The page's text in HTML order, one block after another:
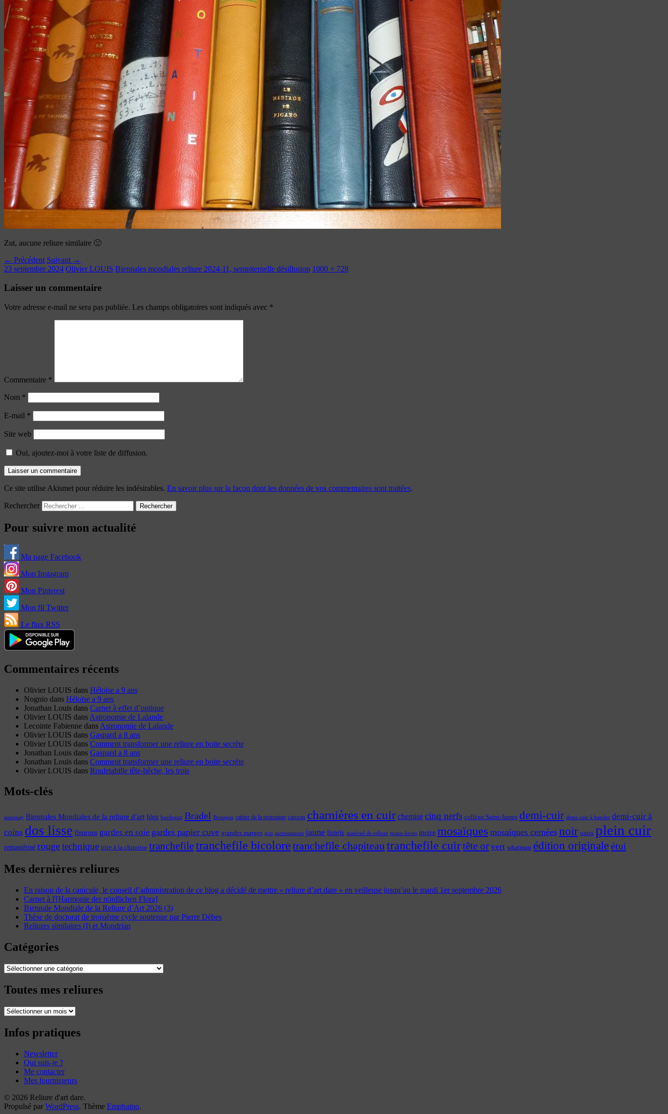
Zut, aucune reliure similaire 🙁
← Précédent Suivant →
23 septembre 2024 Olivier LOUIS Biennales mondiales reliure 2024-11, sempiternelle désillusion 1000 × 728
Laisser un commentaire
Votre adresse e-mail ne sera pas publiée. Les champs obligatoires sont indiqués avec *
Commentaire *
Nom *
E-mail *
Site web
Oui, ajoutez-moi à votre liste de diffusion.
Ce site utilise Akismet pour réduire les indésirables. En savoir plus sur la façon dont les données de vos commentaires sont traitées.
Rechercher
Pour suivre mon actualité
Ma page Facebook
Mon Instagram
Mon Pinterest
Mon fil Twitter
Le flux RSS
Commentaires récents
Olivier LOUIS dans Héloïse a 9 ans
Nognio dans Héloïse a 9 ans
Jonathan Louis dans Carnet à effet d’optique
Olivier LOUIS dans Astronomie de Lalande
Lecointe Fabienne dans Astronomie de Lalande
Olivier LOUIS dans Gaspard a 8 ans
Olivier LOUIS dans Comment transformer une reliure en boite secrète
Jonathan Louis dans Gaspard a 8 ans
Jonathan Louis dans Comment transformer une reliure en boite secrète
Olivier LOUIS dans Rouletabille tête-bêche, les trois
Mots-clés
annonay Biennales Mondiales de la reliure d'art bleu bordeaux Bradel Bretagne cahier de la quinzaine caisson charnières en cuir chemise cinq nerfs collège Saint-James demi-cuir demi-cuir à bandes demi-cuir à
coins dos lisse fleurons gardes en soie gardes papier cuve grandes marges gris incrustations jaune listels matériel de reliure minis-livres moire mosaïques mosaïques cernées noir oasis plein cuir
remastérisé rougetechnique titre à la chinoise tranchefiletranchefile bicolore tranchefile chapiteautranchefile cuirtête or vert whatman édition originaleétui
Mes dernières reliures
En raison de la canicule, le conseil d’administration de ce blog a décidé de mettre « reliure d’art dare » en veilleuse jusqu’au le mardi 1er septembre 2026
Carnet à l'[Harmonie der nördlichen Flora]
Biennale Mondiale de la Reliure d’Art 2026 (3)
Thèse de doctorat de troisième cycle soutenue par Pierre Dèbes
Reliures similaires (I) et Mondrian
Catégories
Catégories
Toutes mes reliures
Toutes
reliures
Infos pratiques
Newsletter
Qui suis-je ?
Me contacter
Mes fournisseurs
© 2026 Reliure d'art dare.
Propulsé par WordPress. Thème Emphaino.